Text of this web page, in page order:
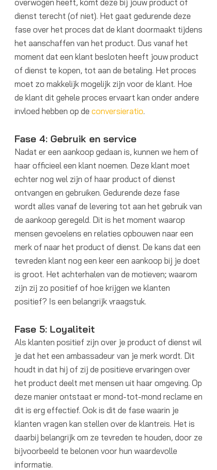
overwogen heeft, komt deze bij jouw product of
dienst terecht (of niet). Het gaat gedurende deze
fase over het proces dat de klant doormaakt tijdens
het aanschaffen van het product. Dus vanaf het
moment dat een klant besloten heeft jouw product
of dienst te kopen, tot aan de betaling. Het proces
moet zo makkelijk mogelijk zijn voor de klant. Hoe
de klant dit gehele proces ervaart kan onder andere
invloed hebben op de conversieratio.
Fase 4: Gebruik en service
Nadat er een aankoop gedaan is, kunnen we hem of
haar officieel een klant noemen. Deze klant moet
echter nog wel zijn of haar product of dienst
ontvangen en gebruiken. Gedurende deze fase
wordt alles vanaf de levering tot aan het gebruik van
de aankoop geregeld. Dit is het moment waarop
mensen gevoelens en relaties opbouwen naar een
merk of naar het product of dienst. De kans dat een
tevreden klant nog een keer een aankoop bij je doet
is groot. Het achterhalen van de motieven; waarom
zijn zij zo positief of hoe krijgen we klanten
positief? Is een belangrijk vraagstuk.
Fase 5: Loyaliteit
Als klanten positief zijn over je product of dienst wil
je dat het een ambassadeur van je merk wordt. Dit
houdt in dat hij of zij de positieve ervaringen over
het product deelt met mensen uit haar omgeving. Op
deze manier ontstaat er mond-tot-mond reclame en
dit is erg effectief. Ook is dit de fase waarin je
klanten vragen kan stellen over de klantreis. Het is
daarbij belangrijk om ze tevreden te houden, door ze
bijvoorbeeld te belonen voor hun waardevolle
informatie.